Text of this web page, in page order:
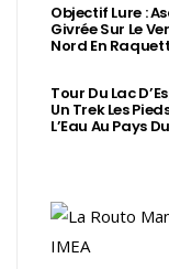
Objectif Lure :
Givrée Sur Le
Nord En
Tour Du Lac
Un Trek Les
L’Eau Au Pays